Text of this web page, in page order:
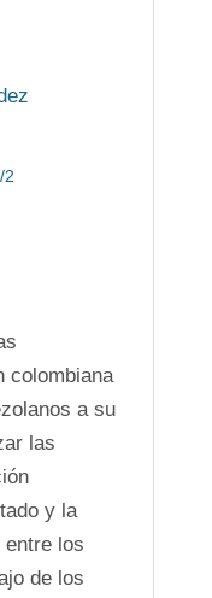
2
colombiana
a su
las
y la
entre los
de los